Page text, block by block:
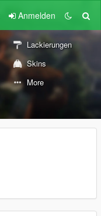
Anmelden
Lackierungen
Skins
More